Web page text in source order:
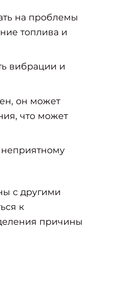
на проблемы
топлива и
вибрации и
он может
что может
с другими
к
причины